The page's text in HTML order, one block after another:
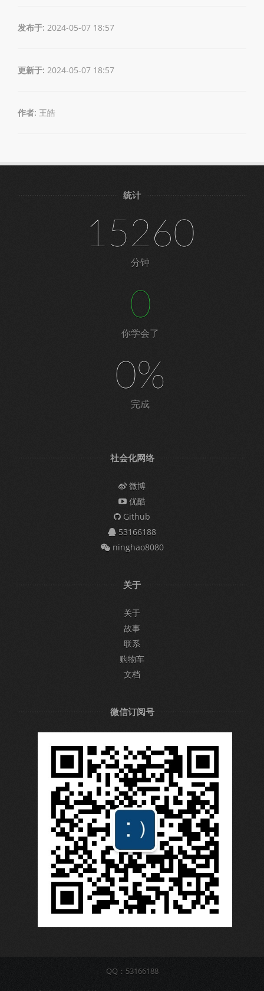
发布于: 2024-05-07 18:57
更新于: 2024-05-07 18:57
作者: 王皓
统计
15260
分钟
0
你学会了
0%
完成
社会化网络
微博
优酷
Github
53166188
ninghao8080
关于
关于
故事
联系
购物车
文档
微信订阅号
QQ：53166188